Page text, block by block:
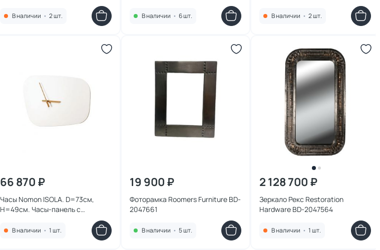
В наличии • 2 шт. В наличии • 6 шт. В наличии • 2 шт.
66 870 ₽
Часы Nomon ISOLA. D=73см,
H=49см. Часы-панель с
отделкой деревянного корпуса
белым лаком, стрелки дуб или
В наличии • 1 шт.
19 900 ₽
Фоторамка Roomers Furniture BD-
2047661
В наличии • 5 шт.
2 128 700 ₽
Зеркало Рекс Restoration
Hardware BD-2047564
В наличии • 1 шт.